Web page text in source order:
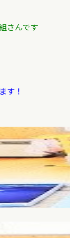
さんです
す！